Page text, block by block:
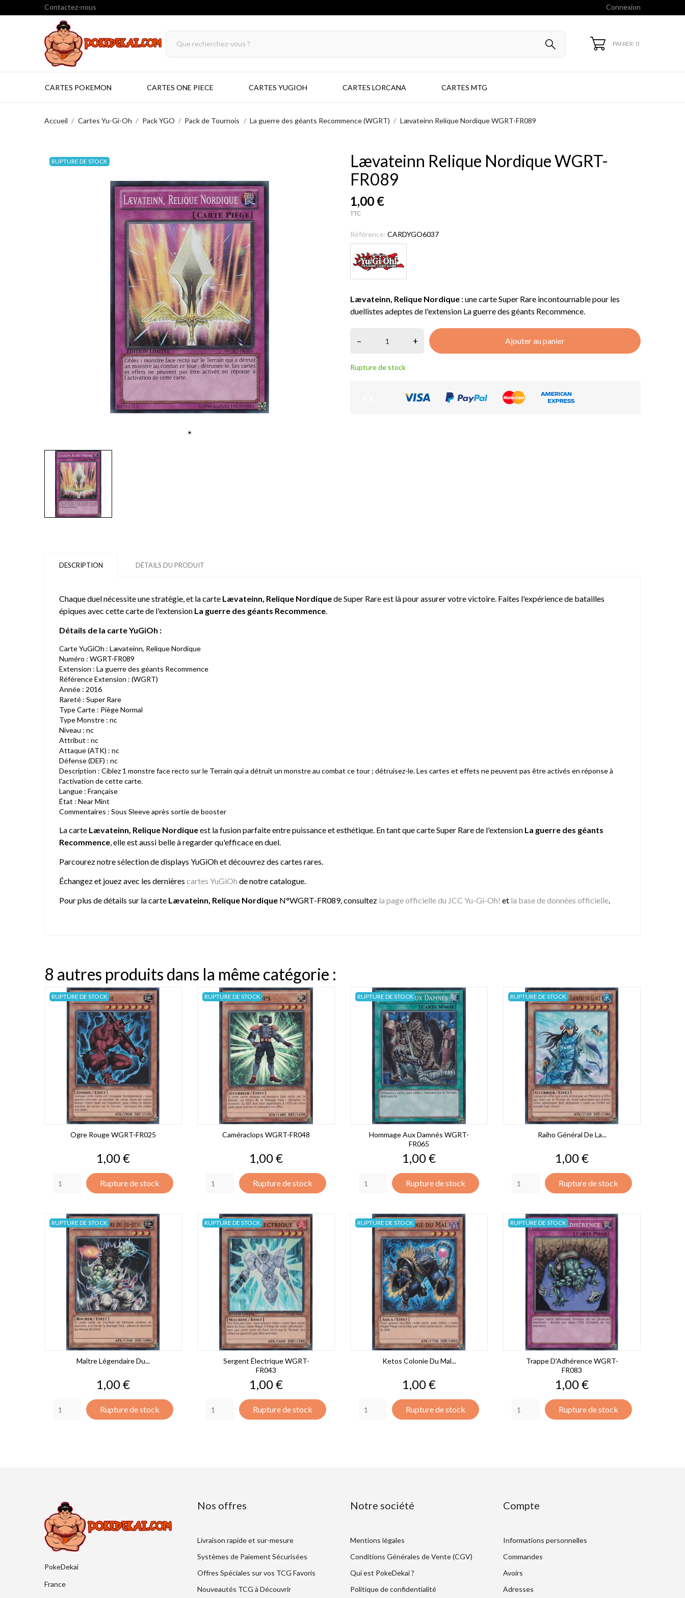
Contactez-nous Connexion
PANIER: 0
CARTES POKEMON CARTES ONE PIECE CARTES YUGIOH CARTES LORCANA CARTES MTG
Accueil Cartes Yu-Gi-Oh Pack YGO Pack de Tournois La guerre des géants Recommence (WGRT) Lævateinn Relique Nordique WGRT-FR089
RUPTURE DE STOCK
Lævateinn Relique Nordique WGRT-
FR089
1,00 €
TTC
Référence: CARDYGO6037
Lævateinn, Relique Nordique : une carte Super Rare incontournable pour les
duellistes adeptes de l'extension La guerre des géants Recommence.
– + Ajouter au panier
Rupture de stock
DESCRIPTION DÉTAILS DU PRODUIT
Chaque duel nécessite une stratégie, et la carte Lævateinn, Relique Nordiquede Super Rare est là pour assurer votre victoire. Faites l'expérience de batailles
épiques avec cette carte de l'extension La guerre des géants Recommence.
Détails de la carte YuGiOh :
Carte YuGiOh : Lævateinn, Relique Nordique
Numéro : WGRT-FR089
Extension : La guerre des géants Recommence
Référence Extension : (WGRT)
Année : 2016
Rareté : Super Rare
Type Carte : Piège Normal
Type Monstre : nc
Niveau : nc
Attribut : nc
Attaque (ATK) : nc
Défense (DEF) : nc
Description : Ciblez 1 monstre face recto sur le Terrain qui a détruit un monstre au combat ce tour ; détruisez-le. Les cartes et effets ne peuvent pas être activés en réponse à
l'activation de cette carte.
Langue : Française
État : Near Mint
Commentaires : Sous Sleeve après sortie de booster
La carte Lævateinn, Relique Nordiqueest la fusion parfaite entre puissance et esthétique. En tant que carte Super Rare de l'extension La guerre des géants
Recommence, elle est aussi belle à regarder qu'efficace en duel.
Parcourez notre sélection dedisplays YuGiOhet découvrez des cartes rares.
Échangez et jouez avec les dernières cartes YuGiOh de notre catalogue.
Pour plus de détails sur la carte Lævateinn, Relique Nordique N°WGRT-FR089, consultez la page officielle du JCC Yu-Gi-Oh! et la base de données officielle.
8 autres produits dans la même catégorie :
Ogre Rouge WGRT-FR025
Prix
1,00 €
Rupture de stock
RUPTURE DE STOCK
Caméraclops WGRT-FR048
Prix
1,00 €
Rupture de stock
RUPTURE DE STOCK
Hommage Aux Damnés WGRT-
FR065
Prix
1,00 €
Rupture de stock
RUPTURE DE STOCK
Raiho Général De La...
Prix
1,00 €
Rupture de stock
RUPTURE DE STOCK
Maître Légendaire Du...
Prix
1,00 €
Rupture de stock
RUPTURE DE STOCK
Sergent Électrique WGRT-
FR043
Prix
1,00 €
Rupture de stock
RUPTURE DE STOCK
Ketos Colonie Du Mal...
Prix
1,00 €
Rupture de stock
RUPTURE DE STOCK
Trappe D'Adhérence WGRT-
FR083
Prix
1,00 €
Rupture de stock
RUPTURE DE STOCK
PokeDekai
France
Nos offres
Livraison rapide et sur-mesure
Systèmes de Paiement Sécurisées
Offres Spéciales sur vos TCG Favoris
Nouveautés TCG à Découvrir
Notre société
Mentions légales
Conditions Générales de Vente (CGV)
Qui est PokeDekai ?
Politique de confidentialité
Compte
Informations personnelles
Commandes
Avoirs
Adresses